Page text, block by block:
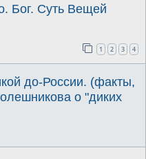
Бог. Суть Вещей
1 2 3 4
до-России. (факты,
о "диких